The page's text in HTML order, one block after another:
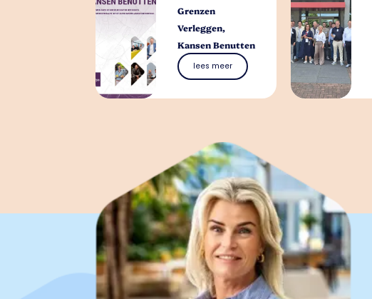
Grenzen
Verleggen,
Kansen Benutten
lees meer